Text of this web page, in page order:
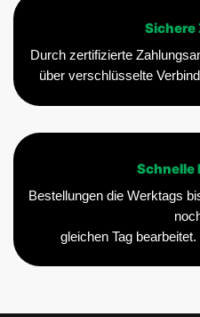
Sichere
Durch zertifizierte
über verschlüsselte
Schnelle
Bestellungen die Werktags
gleichen Tag